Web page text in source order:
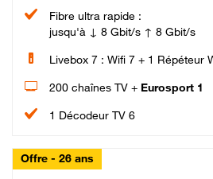
Fibre ultra rapide :
jusqu'à ↓ 8 Gbit/s ↑ 8 Gbit/s
Livebox 7 : Wifi 7 + 1 Répéteur
200 chaînes TV + Eurosport 1
1 Décodeur TV 6
Offre - 26 ans